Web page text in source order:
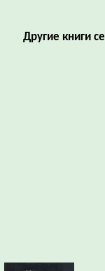
Другие книги